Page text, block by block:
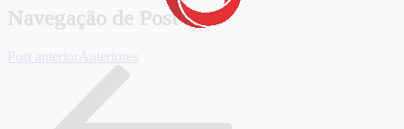
Navegação de Post
Post anterior Anteriores